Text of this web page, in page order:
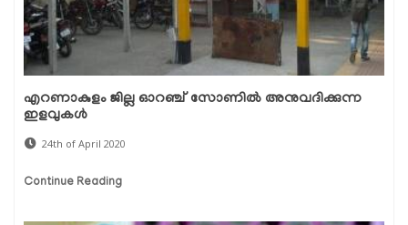
എറണാകുളം ജില്ല ഓറഞ്ച് സോണില്‍ അനുവദിക്കുന്ന
ഇളവുകള്‍
24th of April 2020
Continue Reading